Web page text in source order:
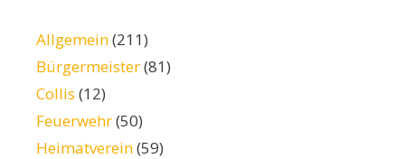
Allgemein(211)
Bürgermeister(81)
Collis (12)
Feuerwehr(50)
Heimatverein(59)